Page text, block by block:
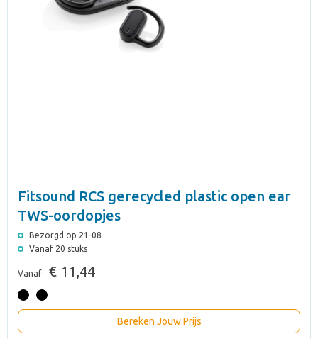
Fitsound RCS gerecycled plastic open ear
TWS-oordopjes
Bezorgd op 21-08
Vanaf 20 stuks
Vanaf € 11,44
Bereken Jouw Prijs